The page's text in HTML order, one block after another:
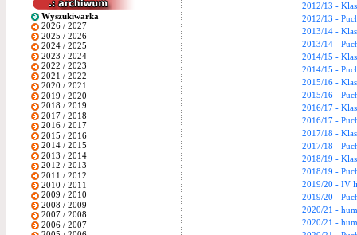
Wyszukiwarka
2026 / 2027
2025 / 2026
2024 / 2025
2023 / 2024
2022 / 2023
2021 / 2022
2020 / 2021
2019 / 2020
2018 / 2019
2017 / 2018
2016 / 2017
2015 / 2016
2014 / 2015
2013 / 2014
2012 / 2013
2011 / 2012
2010 / 2011
2009 / 2010
2008 / 2009
2007 / 2008
2006 / 2007
2012/13 -
2012/13 -
2013/14 -
2013/14 -
2014/15 -
2014/15 -
2015/16 -
2015/16 -
2016/17 -
2016/17 -
2017/18 -
2017/18 -
2018/19 -
2018/19 -
2019/20 - IV
2019/20 -
2020/21 -
2020/21 -